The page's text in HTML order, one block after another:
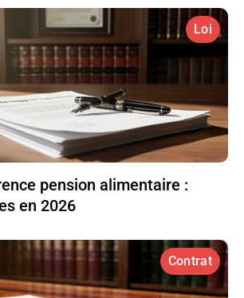
Loi
pension alimentaire :
en 2026
Contrat